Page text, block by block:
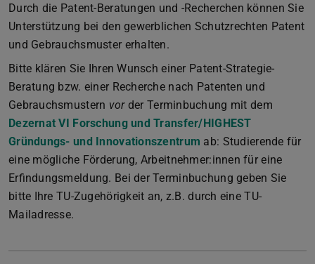
Durch die Patent-Beratungen und -Recherchen können Sie
Unterstützung bei den gewerblichen Schutzrechten Patent
und Gebrauchsmuster erhalten.
Bitte klären Sie Ihren Wunsch einer Patent-Strategie-
Beratung bzw. einer Recherche nach Patenten und
Gebrauchsmustern vorder Terminbuchung mit dem
Dezernat VI Forschung und Transfer/HIGHEST
Gründungs- und Innovationszentrum ab: Studierende für
eine mögliche Förderung, Arbeitnehmer:innen für eine
Erfindungsmeldung. Bei der Terminbuchung geben Sie
bitte Ihre TU-Zugehörigkeit an, z.B. durch eine TU-
Mailadresse.